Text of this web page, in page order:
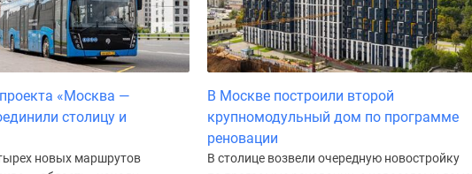
«Москва —
столицу и
новых маршрутов
В Москве построили второй
крупномодульный дом по программе
реновации
В столице возвели очередную новостройку